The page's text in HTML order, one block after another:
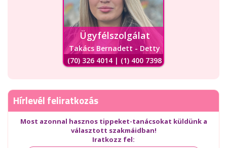
Ügyfélszolgálat
Takács Bernadett - Detty
(70) 326 4014 | (1) 400 7398
Hírlevél feliratkozás
Most azonnal hasznos tippeket-tanácsokat küldünk a
választott szakmáidban!
Iratkozz fel: